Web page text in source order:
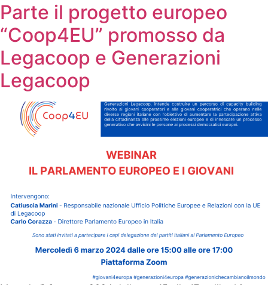
Parte il progetto europeo
“Coop4EU” promosso da
Legacoop e Generazioni
Legacoop